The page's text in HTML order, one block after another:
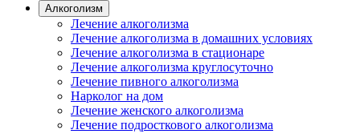
Алкоголизм
Лечение алкоголизма
Лечение алкоголизма в домашних условиях
Лечение алкоголизма в стационаре
Лечение алкоголизма круглосуточно
Лечение пивного алкоголизма
Нарколог на дом
Лечение женского алкоголизма
Лечение подросткового алкоголизма